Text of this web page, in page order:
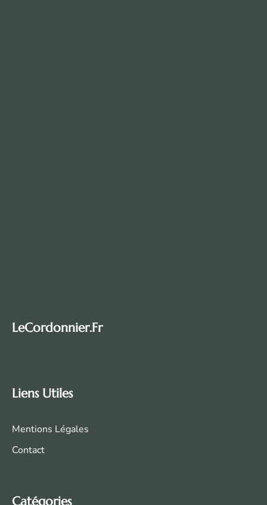
LeCordonnier.fr
Liens Utiles
Mentions Légales
Contact
Catégories